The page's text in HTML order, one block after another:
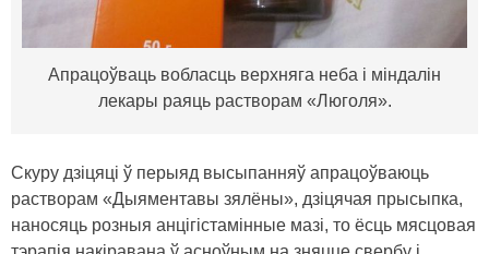
Апрацоўваць вобласць верхняга неба і міндалін
лекары раяць растворам «Люголя».
Скуру дзіцяці ў перыяд высыпанняў апрацоўваюць
растворам «Дыяментавы зялёны», дзіцячая прысыпка,
наносяць розныя анцігістамінные мазі, то ёсць мясцовая